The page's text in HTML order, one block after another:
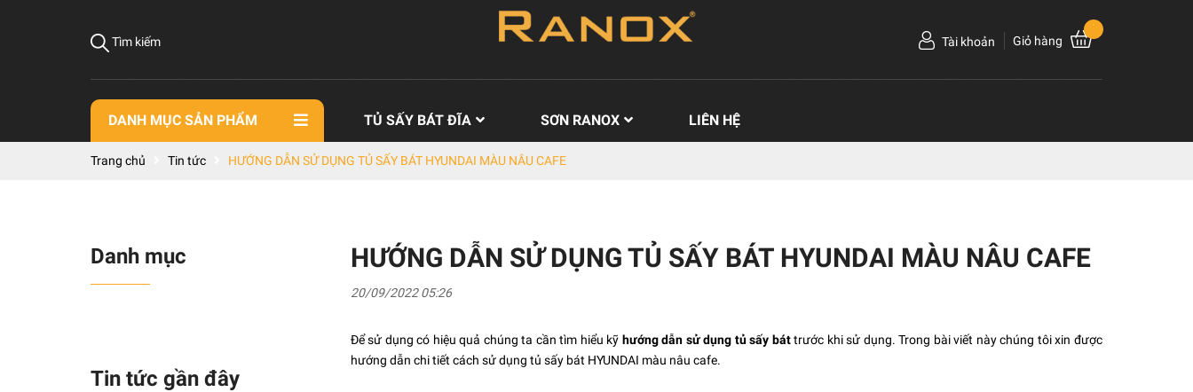
Tìm kiếm Tài khoản Giỏ hàng
DANH MỤC SẢN PHẨM TỦ SẤY BÁT ĐĨA SƠN RANOX LIÊN HỆ
Trang chủ Tin tức HƯỚNG DẪN SỬ DỤNG TỦ SẤY BÁT HYUNDAI MÀU NÂU CAFE
HƯỚNG DẪN SỬ DỤNG TỦ SẤY BÁT HYUNDAI MÀU NÂU CAFE
20/09/2022 05:26
Để sử dụng có hiệu quả chúng ta cần tìm hiểu kỹ hướng dẫn sử dụng tủ sấy báttrước khi sử dụng. Trong bài viết này chúng tôi xin được
hướng dẫn chi tiết cách sử dụng tủ sấy bát HYUNDAI màu nâu cafe.
Danh mục
Tin tức gần đây